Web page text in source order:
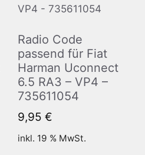
Radio Code
passend für Fiat
Harman Uconnect
6.5 RA3 – VP4 –
735611054
9,95 €
inkl. 19 % MwSt.